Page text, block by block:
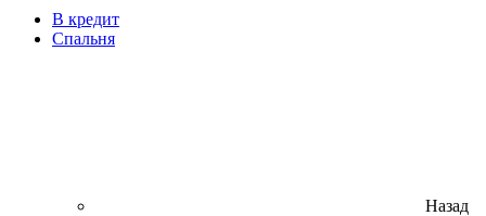
В кредит
Спальня
Назад